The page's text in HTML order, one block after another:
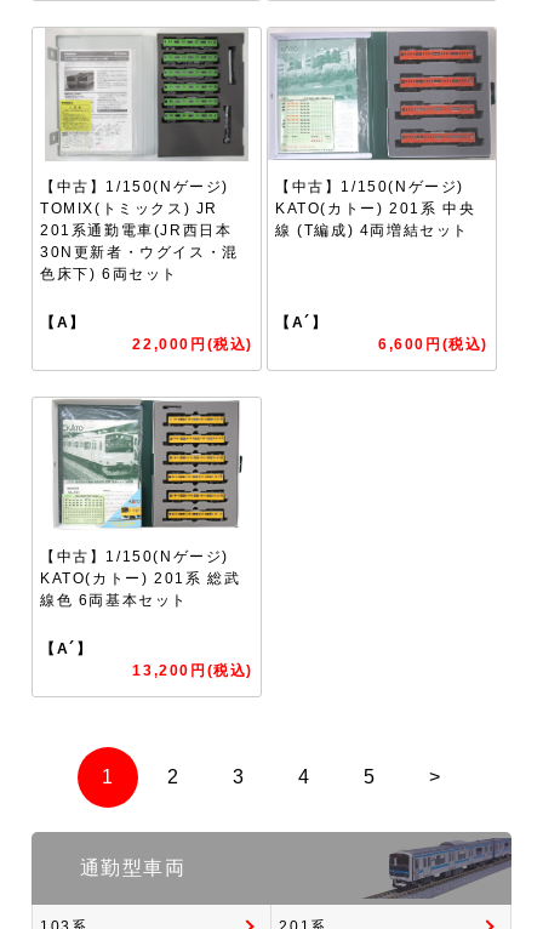
【中古】1/150(Nゲージ)
TOMIX(トミックス) JR
201系通勤電車(JR西日本
30N更新者・ウグイス・混
色床下) 6両セット
【A】
22,000円(税込)
【中古】1/150(Nゲージ)
KATO(カトー) 201系 中央
線 (T編成) 4両増結セット
【A´】
6,600円(税込)
【中古】1/150(Nゲージ)
KATO(カトー) 201系 総武
線色 6両基本セット
【A´】
13,200円(税込)
1 2 3 4 5 >
通勤型車両